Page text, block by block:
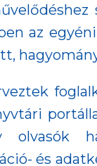
az
olvasók
és